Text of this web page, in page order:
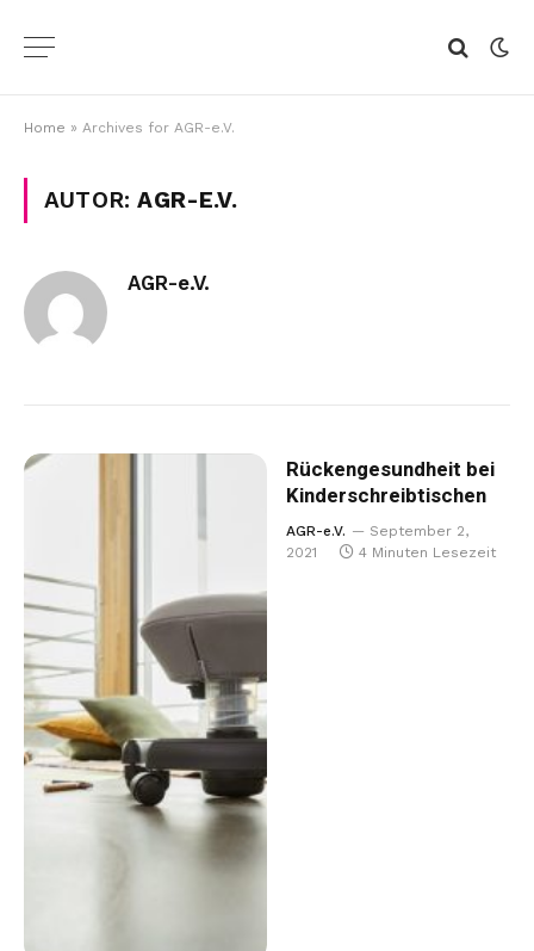
Home » Archives for AGR-e.V.
AUTOR:AGR-E.V.
AGR-e.V.
Rückengesundheit bei
Kinderschreibtischen
AGR-e.V.
September 2,
2021
4 Minuten Lesezeit